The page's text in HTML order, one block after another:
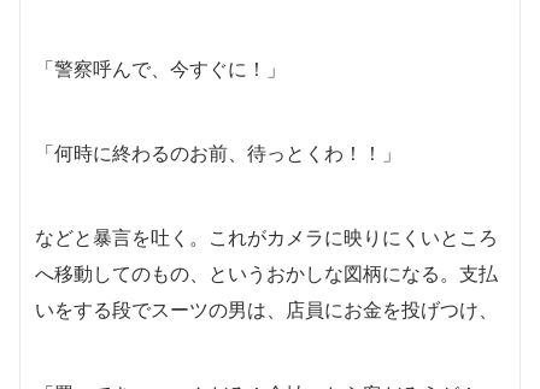
「警察呼んで、今すぐに！」
「何時に終わるのお前、待っとくわ！！」
などと暴言を吐く。これがカメラに映りにくいところ
へ移動してのもの、というおかしな図柄になる。支払
いをする段でスーツの男は、店員にお金を投げつけ、